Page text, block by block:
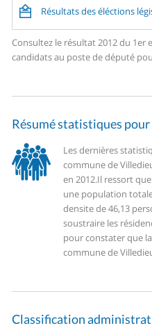
Résultats des éléctions
Consultez le résultat 2012 du 1er
candidats au poste de député
Résumé statistiques
Les dernières
commune de
en 2012.Il ressort
une population
densite de 46,13
soustraire les
pour constater que
commune de
Classification